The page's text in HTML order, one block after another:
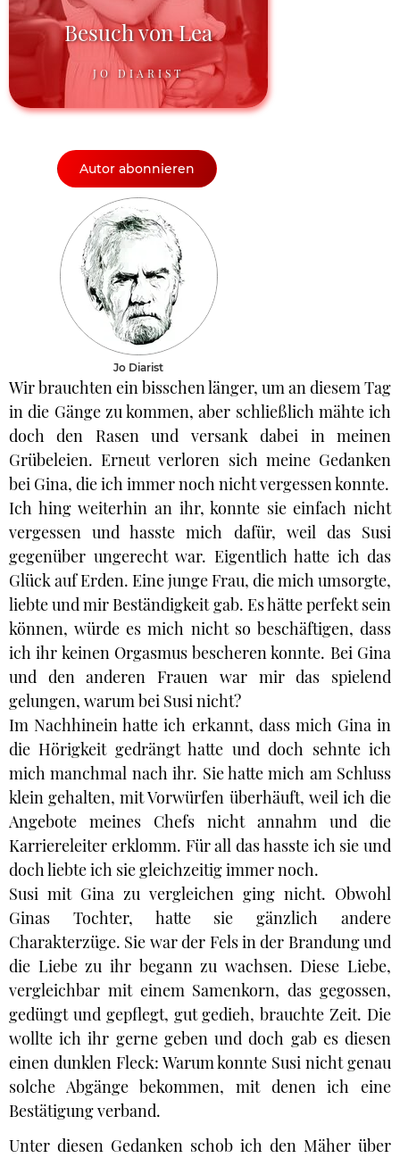
Besuch von Lea
JO DIARIST
Autor abonnieren
Jo Diarist
Wir brauchten ein bisschen länger, um an diesem Tag
in die Gänge zu kommen, aber schließlich mähte ich
doch den Rasen und versank dabei in meinen
Grübeleien. Erneut verloren sich meine Gedanken
bei Gina, die ich immer noch nicht vergessen konnte.
Ich hing weiterhin an ihr, konnte sie einfach nicht
vergessen und hasste mich dafür, weil das Susi
gegenüber ungerecht war. Eigentlich hatte ich das
Glück auf Erden. Eine junge Frau, die mich umsorgte,
liebte und mir Beständigkeit gab. Es hätte perfekt sein
können, würde es mich nicht so beschäftigen, dass
ich ihr keinen Orgasmus bescheren konnte. Bei Gina
und den anderen Frauen war mir das spielend
gelungen, warum bei Susi nicht?
Im Nachhinein hatte ich erkannt, dass mich Gina in
die Hörigkeit gedrängt hatte und doch sehnte ich
mich manchmal nach ihr. Sie hatte mich am Schluss
klein gehalten, mit Vorwürfen überhäuft, weil ich die
Angebote meines Chefs nicht annahm und die
Karriereleiter erklomm. Für all das hasste ich sie und
doch liebte ich sie gleichzeitig immer noch.
Susi mit Gina zu vergleichen ging nicht. Obwohl
Ginas Tochter, hatte sie gänzlich andere
Charakterzüge. Sie war der Fels in der Brandung und
die Liebe zu ihr begann zu wachsen. Diese Liebe,
vergleichbar mit einem Samenkorn, das gegossen,
gedüngt und gepflegt, gut gedieh, brauchte Zeit. Die
wollte ich ihr gerne geben und doch gab es diesen
einen dunklen Fleck: Warum konnte Susi nicht genau
solche Abgänge bekommen, mit denen ich eine
Bestätigung verband.
Unter diesen Gedanken schob ich den Mäher über